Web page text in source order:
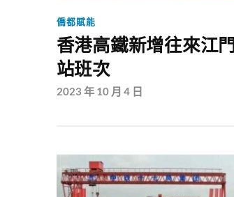
僑都賦能
香港高鐵新增往來江
站班次
2023 年 10 月 4 日